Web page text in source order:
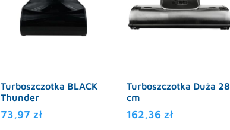
Turboszczotka BLACK
Thunder
73,97 zł
Turboszczotka Duża 28
cm
162,36zł